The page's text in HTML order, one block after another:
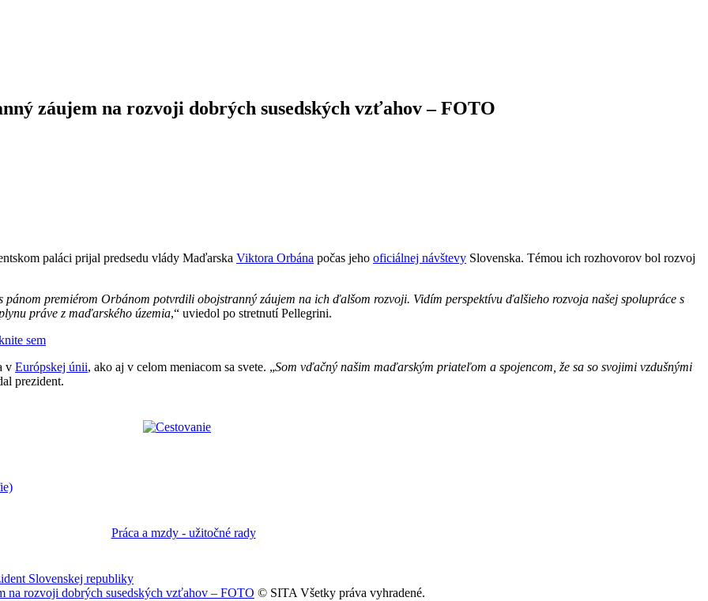
záujem na rozvoji dobrých susedských vzťahov – FOTO
paláci prijal predsedu vlády Maďarska Viktora Orbána počas jeho oficiálnej návštevy Slovenska. Témou ich rozhovorov bol rozvoj
pánom premiérom Orbánom potvrdili obojstranný záujem na ich ďalšom rozvoji. Vidím perspektívu ďalšieho rozvoja našej spolupráce s
práve z maďarského územia,“ uviedol po stretnutí Pellegrini.
sem
v Európskej únii, ako aj v celom meniacom sa svete. „Som vďačný našim maďarským priateľom a spojencom, že sa so svojimi vzdušnými
prezident.
Slovenskej republiky
na rozvoji dobrých susedských vzťahov – FOTO © SITA Všetky práva vyhradené.